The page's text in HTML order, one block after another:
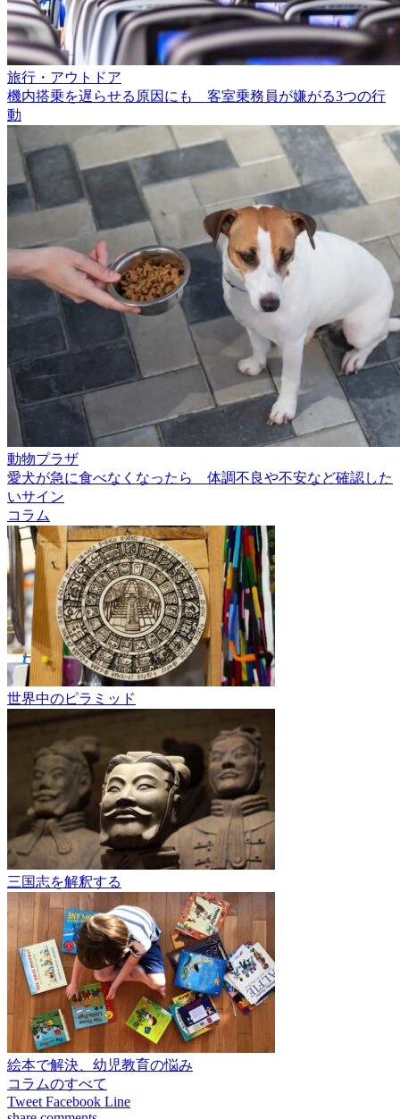
旅行・アウトドア
機内搭乗を遅らせる原因にも 客室乗務員が嫌がる3つの行
動
動物プラザ
愛犬が急に食べなくなったら 体調不良や不安など確認した
いサイン
コラム
世界中のピラミッド
三国志を解釈する
絵本で解決、幼児教育の悩み
コラムのすべて
Tweet Facebook Line